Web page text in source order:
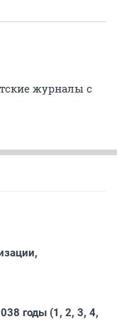
журналы с
годы (1, 2, 3, 4,